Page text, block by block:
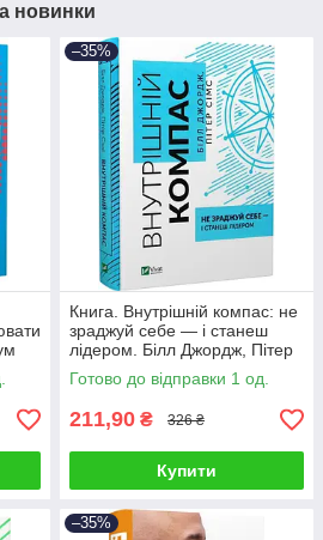
новинки
–35%
Книга. Внутрішній компас: не
зраджуй себе — і станеш
лідером. Білл Джордж, Пітер
Сімс
Готово до відправки 1 од.
211,90 ₴ 326 ₴
Купити
–35%